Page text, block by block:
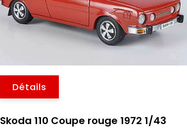
Détails
Skoda 110 Coupe rouge 1972 1/43